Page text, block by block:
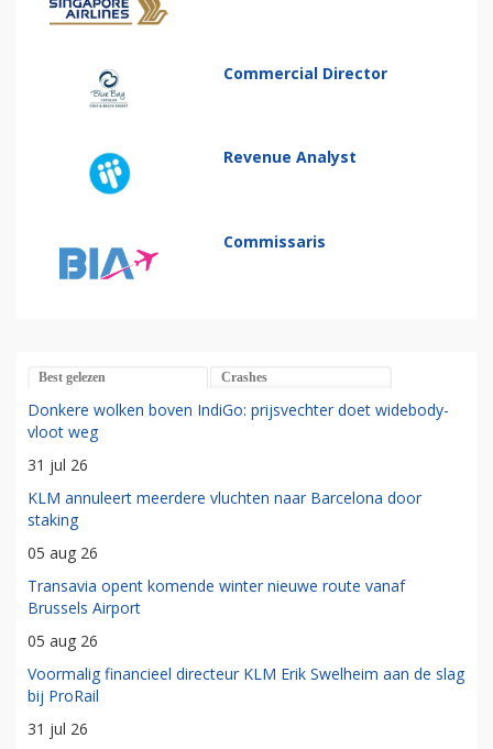
Commercial Director
Revenue Analyst
Commissaris
Best gelezen Crashes
Donkere wolken boven IndiGo: prijsvechter doet widebody-
vloot weg
31 jul 26
KLM annuleert meerdere vluchten naar Barcelona door
staking
05 aug 26
Transavia opent komende winter nieuwe route vanaf
Brussels Airport
05 aug 26
Voormalig financieel directeur KLM Erik Swelheim aan de slag
bij ProRail
31 jul 26